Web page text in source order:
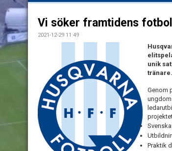
Vi söker framtidens
2021-12-29 11:49
unik
tränare.
Genom
Praktik